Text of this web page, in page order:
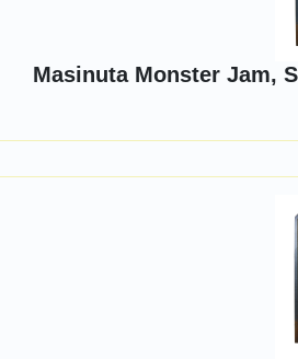
Masinuta Monster Jam,